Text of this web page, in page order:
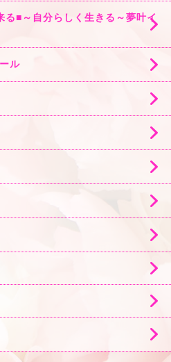
■～自分らしく生きる～夢叶イ
ル